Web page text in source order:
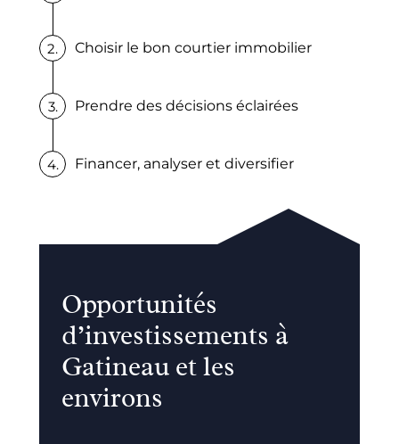
Choisir le bon courtier immobilier
Prendre des décisions éclairées
Financer, analyser et diversifier
Opportunités
d’investissements à
Gatineau et les
environs